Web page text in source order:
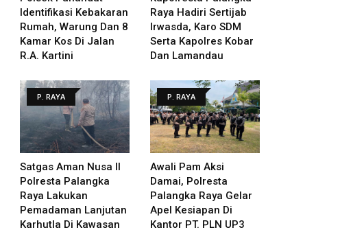
Identifikasi Kebakaran
Rumah, Warung Dan 8
Kamar Kos Di Jalan
R.A. Kartini
Raya Hadiri Sertijab
Irwasda, Karo SDM
Serta Kapolres Kobar
Dan Lamandau
P. RAYA
Satgas Aman Nusa II
Polresta Palangka
Raya Lakukan
Pemadaman Lanjutan
Karhutla Di Kawasan
P. RAYA
Awali Pam Aksi
Damai, Polresta
Palangka Raya Gelar
Apel Kesiapan Di
Kantor PT. PLN UP3